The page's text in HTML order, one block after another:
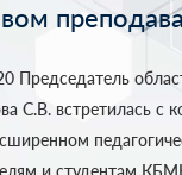
Председатель
С.В. встретилась с
и студентам